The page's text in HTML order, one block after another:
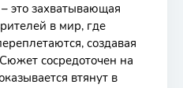
это захватывающая
в мир, где
создавая
сосредоточен на
втянут в